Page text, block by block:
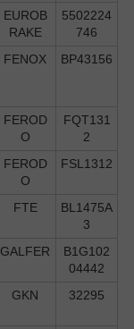
EUROB
RAKE
5502224
746
FENOX BP43156
FEROD
O
FQT131
2
FEROD
O
FSL1312
FTE
BL1475A
3
GALFER
B1G102
04442
GKN 32295